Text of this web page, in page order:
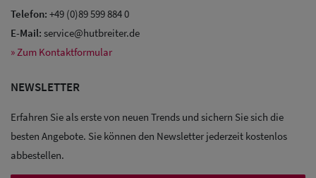
Sale: Caps
Sale:
Telefon: +49 (0)89 599 884 0
E-Mail: service@hutbreiter.de
» Zum Kontaktformular
NEWSLETTER
Erfahren Sie als erste von neuen Trends und sichern Sie sich die
besten Angebote. Sie können den Newsletter jederzeit kostenlos
abbestellen.